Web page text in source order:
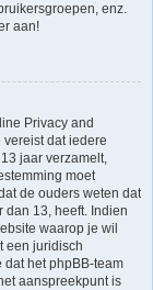
enz.
aan!
Privacy and
vereist dat iedere
jaar verzamelt,
moet
de ouders weten dat
13, heeft. Indien
waarop je wil
een juridisch
het phpBB-team
aanspreekpunt is